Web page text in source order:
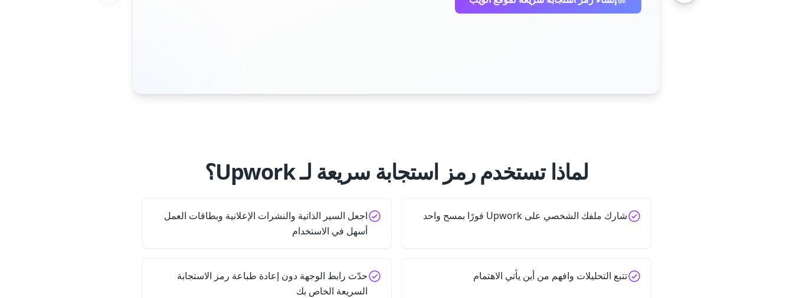
لماذا تستخدم رمز استجابة سريعة لـ Upwork؟
شارك ملفك الشخصي على Upwork فورًا بمسح واحد
اجعل السير الذاتية والنشرات الإعلانية وبطاقات العمل
أسهل في الاستخدام
تتبع التحليلات وافهم من أين يأتي الاهتمام
حدّث رابط الوجهة دون إعادة طباعة رمز الاستجابة
السريعة الخاص بك